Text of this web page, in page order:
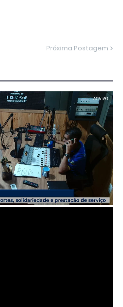
Próxima Postagem